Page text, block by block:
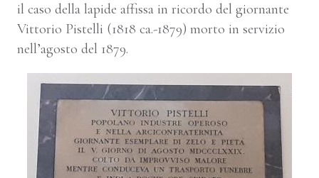
il caso della lapide affissa in ricordo del giornante
Vittorio Pistelli (1818 ca.-1879) morto in servizio
nell’agosto del 1879.